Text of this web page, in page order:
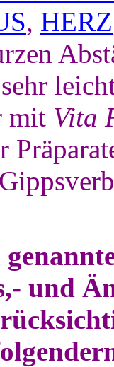
, HERZ
mit Vita
und